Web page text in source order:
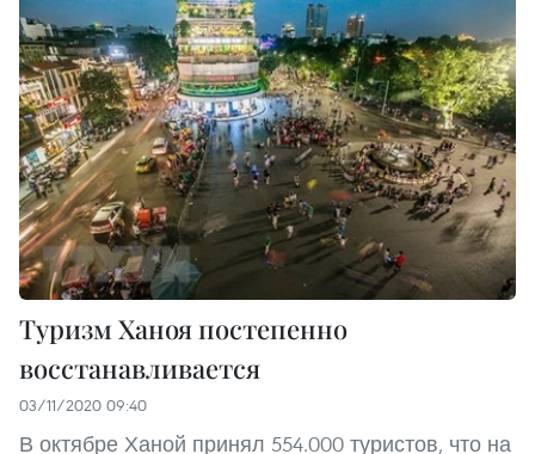
Туризм Ханоя постепенно
восстанавливается
03/11/2020 09:40
В октябре Ханой принял 554.000 туристов, что на